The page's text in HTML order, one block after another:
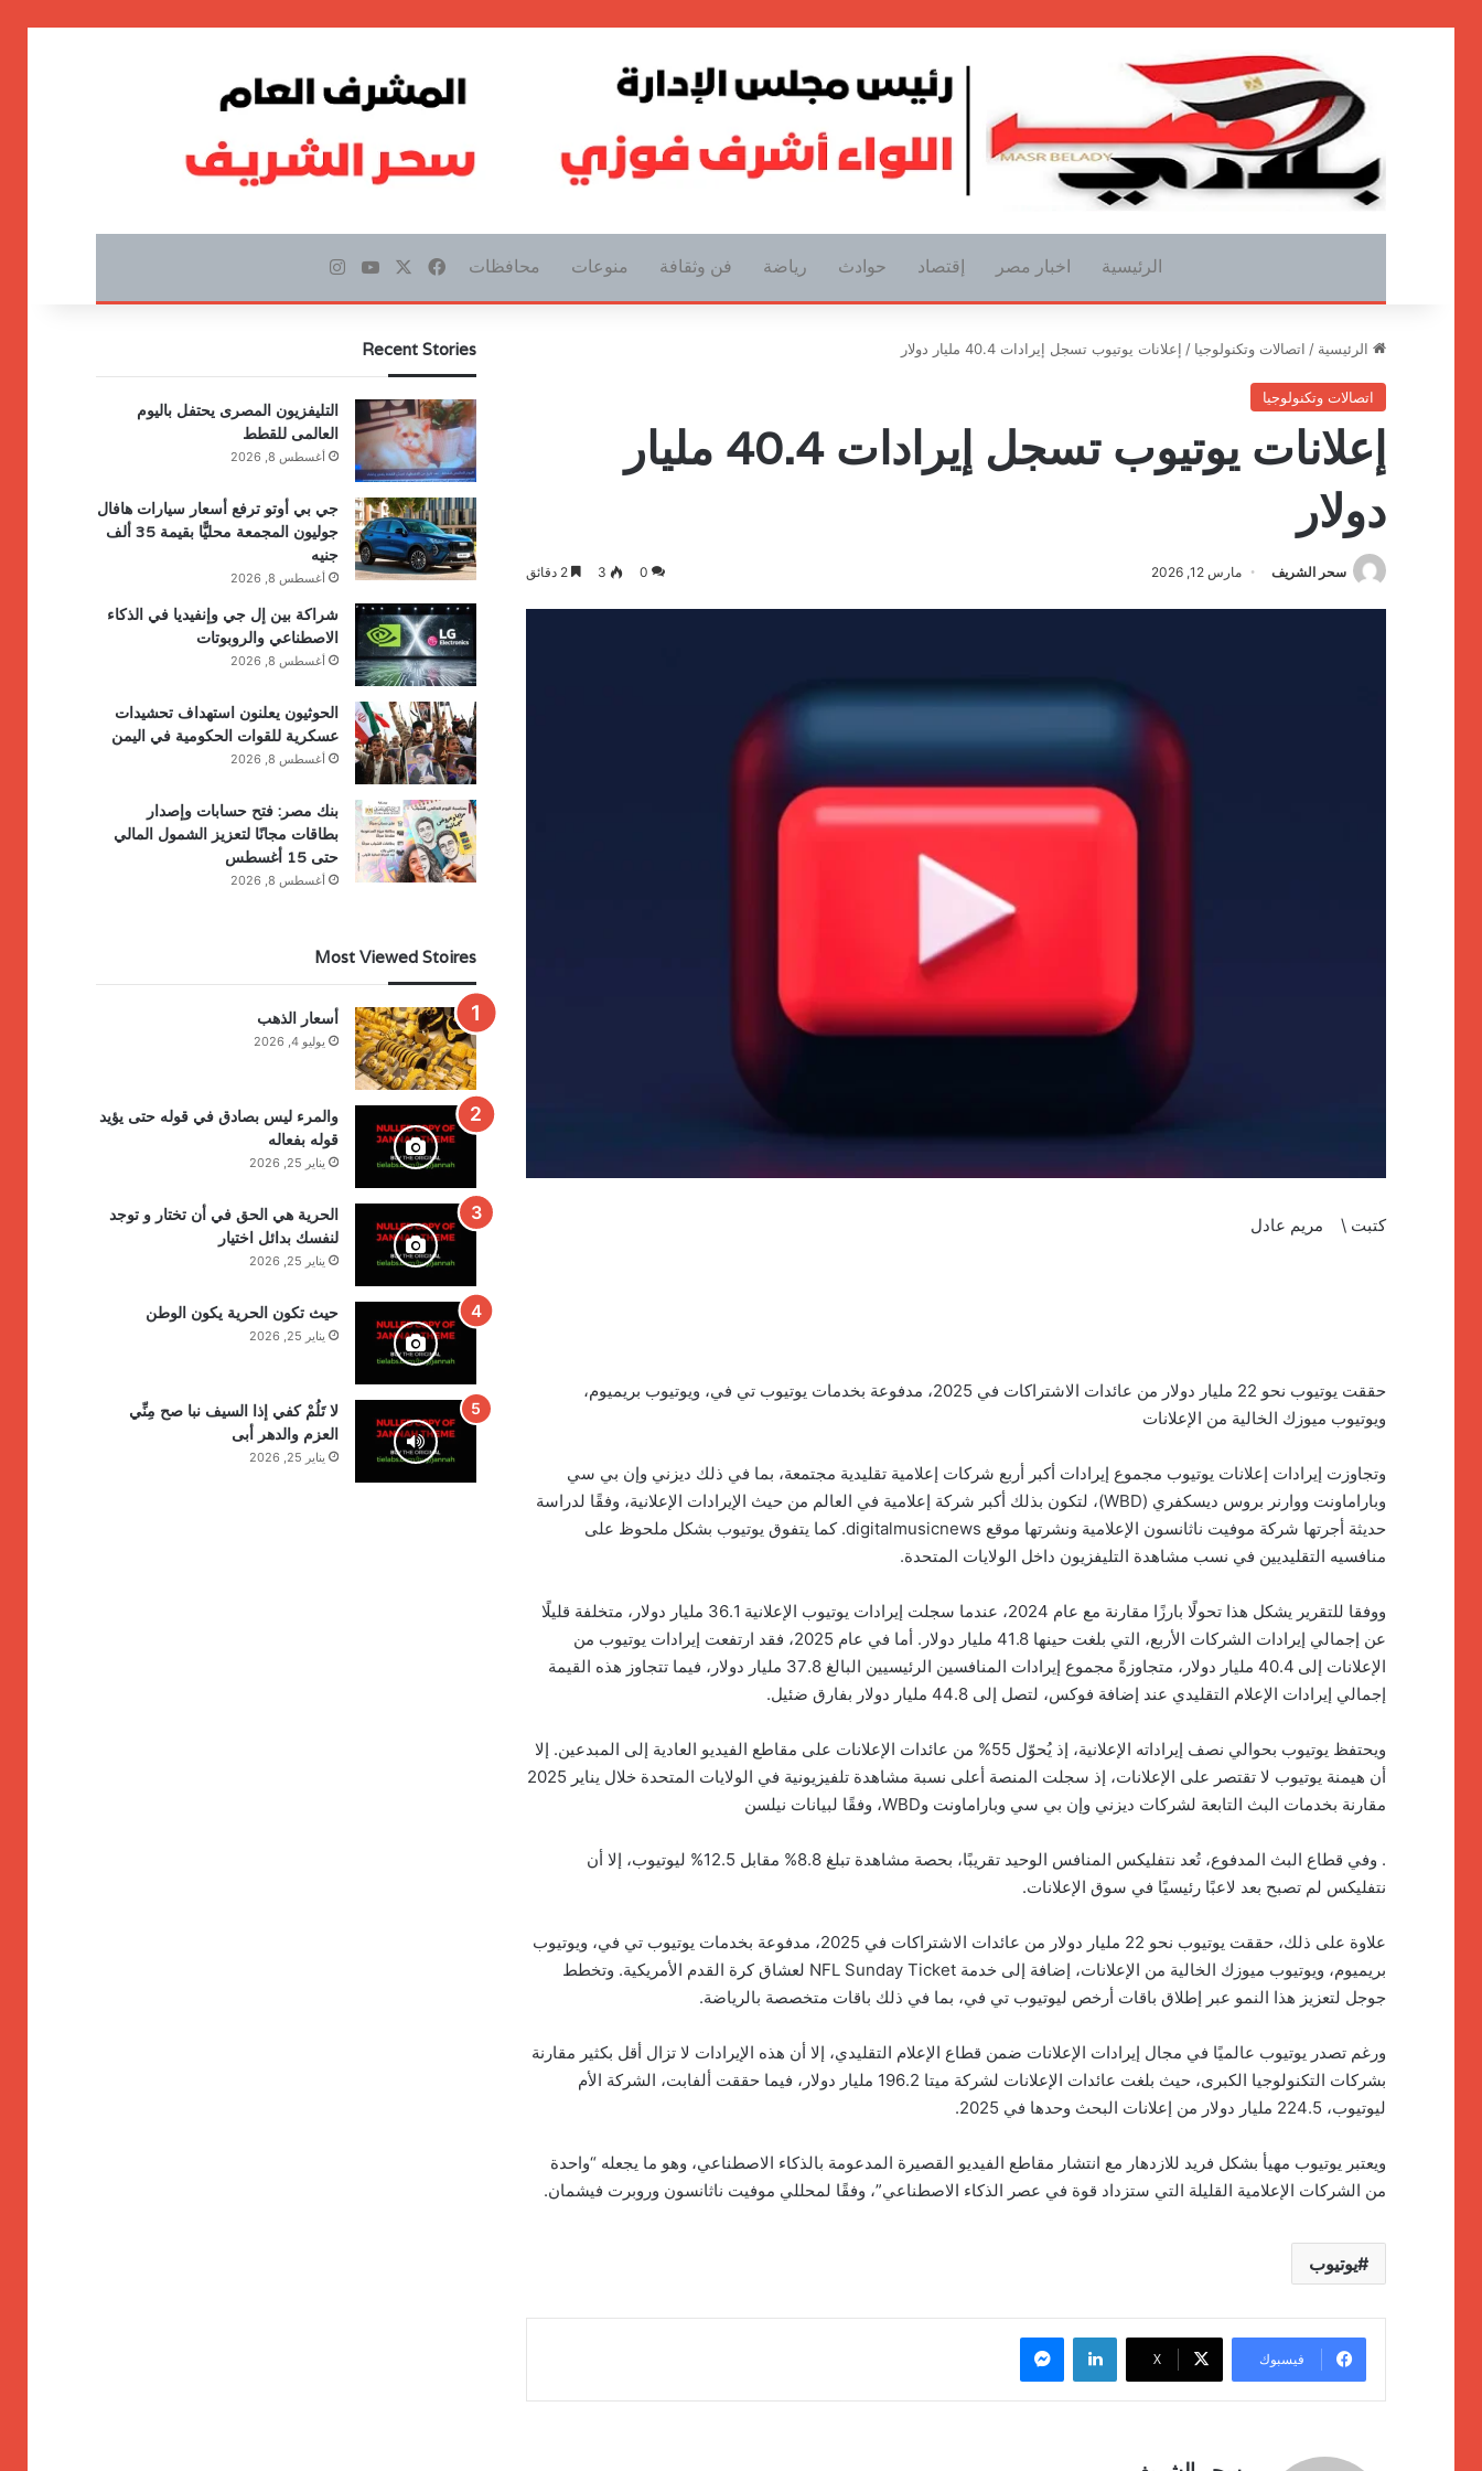
الرئيسية اخبار مصر إقتصاد حوادث رياضة فن وثقافة منوعات محافظات فيسبوك ‫YouTubeانستقرام
الرئيسية / اتصالات وتكنولوجيا / إعلانات يوتيوب تسجل إيرادات 40.4 مليار دولار
اتصالات وتكنولوجيا
إعلانات يوتيوب تسجل إيرادات 40.4 مليار
دولار
سحر الشريف مارس 12, 2026 0
3
كتبت \ مريم عادل
حققت يوتيوب نحو 22 مليار دولار من عائدات الاشتراكات في 2025، مدفوعة بخدمات يوتيوب تي في، ويوتيوب بريميوم،
ويوتيوب ميوزك الخالية من الإعلانات
وتجاوزت إيرادات إعلانات يوتيوب مجموع إيرادات أكبر أربع شركات إعلامية تقليدية مجتمعة، بما في ذلك ديزني وإن بي سي
وباراماونت ووارنر بروس ديسكفري (WBD)، لتكون بذلك أكبر شركة إعلامية في العالم من حيث الإيرادات الإعلانية، وفقًا لدراسة
حديثة أجرتها شركة موفيت ناثانسون الإعلامية ونشرتها موقع digitalmusicnews. كما يتفوق يوتيوب بشكل ملحوظ على
منافسيه التقليديين في نسب مشاهدة التليفزيون داخل الولايات المتحدة.
ووفقا للتقرير يشكل هذا تحولًا بارزًا مقارنة مع عام 2024، عندما سجلت إيرادات يوتيوب الإعلانية 36.1 مليار دولار، متخلفة قليلًا
عن إجمالي إيرادات الشركات الأربع، التي بلغت حينها 41.8 مليار دولار. أما في عام 2025، فقد ارتفعت إيرادات يوتيوب من
الإعلانات إلى 40.4 مليار دولار، متجاوزةً مجموع إيرادات المنافسين الرئيسيين البالغ 37.8 مليار دولار، فيما تتجاوز هذه القيمة
إجمالي إيرادات الإعلام التقليدي عند إضافة فوكس، لتصل إلى 44.8 مليار دولار بفارق ضئيل.
ويحتفظ يوتيوب بحوالي نصف إيراداته الإعلانية، إذ يُحوّل 55% من عائدات الإعلانات على مقاطع الفيديو العادية إلى المبدعين. إلا
أن هيمنة يوتيوب لا تقتصر على الإعلانات، إذ سجلت المنصة أعلى نسبة مشاهدة تلفيزيونية في الولايات المتحدة خلال يناير 2025
مقارنة بخدمات البث التابعة لشركات ديزني وإن بي سي وباراماونت وWBD، وفقًا لبيانات نيلسن
. وفي قطاع البث المدفوع، تُعد نتفليكس المنافس الوحيد تقريبًا، بحصة مشاهدة تبلغ 8.8% مقابل 12.5% ليوتيوب، إلا أن
نتفليكس لم تصبح بعد لاعبًا رئيسيًا في سوق الإعلانات.
علاوة على ذلك، حققت يوتيوب نحو 22 مليار دولار من عائدات الاشتراكات في 2025، مدفوعة بخدمات يوتيوب تي في، ويوتيوب
بريميوم، ويوتيوب ميوزك الخالية من الإعلانات، إضافة إلى خدمة NFL Sunday Ticket لعشاق كرة القدم الأمريكية. وتخطط
جوجل لتعزيز هذا النمو عبر إطلاق باقات أرخص ليوتيوب تي في، بما في ذلك باقات متخصصة بالرياضة.
ورغم تصدر يوتيوب عالميًا في مجال إيرادات الإعلانات ضمن قطاع الإعلام التقليدي، إلا أن هذه الإيرادات لا تزال أقل بكثير مقارنة
بشركات التكنولوجيا الكبرى، حيث بلغت عائدات الإعلانات لشركة ميتا 196.2 مليار دولار، فيما حققت ألفابت، الشركة الأم
ليوتيوب، 224.5 مليار دولار من إعلانات البحث وحدها في 2025.
ويعتبر يوتيوب مهيأ بشكل فريد للازدهار مع انتشار مقاطع الفيديو القصيرة المدعومة بالذكاء الاصطناعي، وهو ما يجعله “واحدة
من الشركات الإعلامية القليلة التي ستزداد قوة في عصر الذكاء الاصطناعي”، وفقًا لمحللي موفيت ناثانسون وروبرت فيشمان.
يوتيوب
فيسبوك ‫X
لينكدإن ماسنجر
Recent Stories
التليفزيون المصرى يحتفل باليوم
العالمى للقطط
أغسطس 8, 2026
جي بي أوتو ترفع أسعار سيارات هافال
جوليون المجمعة محليًّا بقيمة 35 ألف
جنيه
أغسطس 8, 2026
شراكة بين إل جي وإنفيديا في الذكاء
الاصطناعي والروبوتات
أغسطس 8, 2026
الحوثيون يعلنون استهداف تحشيدات
عسكرية للقوات الحكومية في اليمن
أغسطس 8, 2026
بنك مصر: فتح حسابات وإصدار
بطاقات مجانًا لتعزيز الشمول المالي
حتى 15 أغسطس
أغسطس 8, 2026
Most Viewed Stoires
أسعار الذهب
يوليو 4, 2026
والمرء ليس بصادق في قوله حتى يؤيد
قوله بفعاله
يناير 25, 2026
الحرية هي الحق في أن تختار و توجد
لنفسك بدائل اختيار
يناير 25, 2026
حيث تكون الحرية يكون الوطن
يناير 25, 2026
لا تَلُمْ كفي إذا السيف نبا صح مِنِّي
العزم والدهر أبى
يناير 25, 2026